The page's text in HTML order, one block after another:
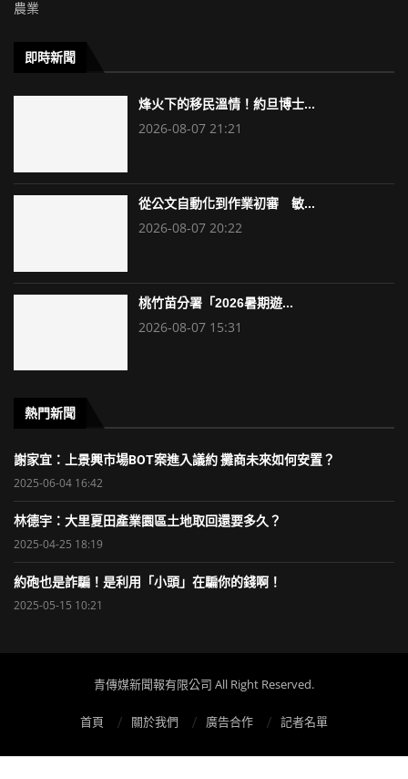
農業
即時新聞
烽火下的移民溫情！約旦博士...
2026-08-07 21:21
從公文自動化到作業初審 敏...
2026-08-07 20:22
桃竹苗分署「2026暑期遊...
2026-08-07 15:31
熱門新聞
謝家宜：上景興市場BOT案進入議約 攤商未來如何安置？
2025-06-04 16:42
林德宇：大里夏田產業園區土地取回還要多久？
2025-04-25 18:19
約砲也是詐騙！是利用「小頭」在騙你的錢啊！
2025-05-15 10:21
青傳媒新聞報有限公司 All Right Reserved.
首頁 關於我們 廣告合作 記者名單